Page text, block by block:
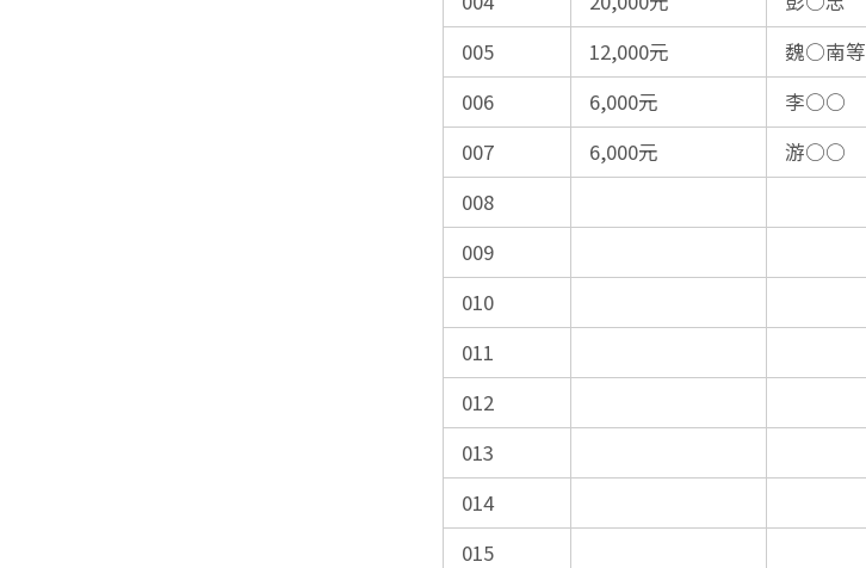
005
12,000元 魏○南等
006
6,000元 李○○
007
6,000元 游○○
008
009
010
011
012
013
014
015